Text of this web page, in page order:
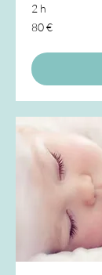
2 h
80
euros
80 €